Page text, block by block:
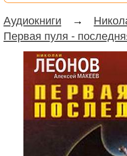
Аудиокниги →
Первая пуля -